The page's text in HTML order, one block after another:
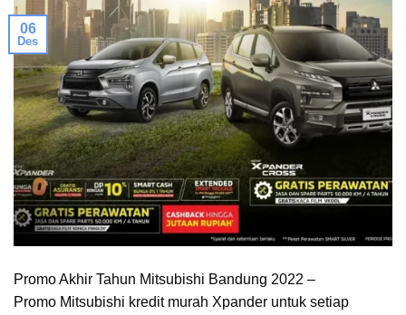
06
Des
Promo Akhir Tahun Mitsubishi Bandung 2022 –
Promo Mitsubishi kredit murah Xpander untuk setiap